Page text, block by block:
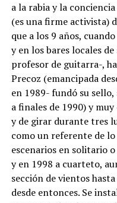
a la rabia y la
(es una firme activista)
que a los 9 años,
y en los bares locales
profesor de guitarra-,
Precoz (emancipada
en 1989- fundó su
a finales de 1990) y
y de girar durante tres
como un referente de
escenarios en solitario
y en 1998 a cuarteto,
sección de vientos
desde entonces. Se